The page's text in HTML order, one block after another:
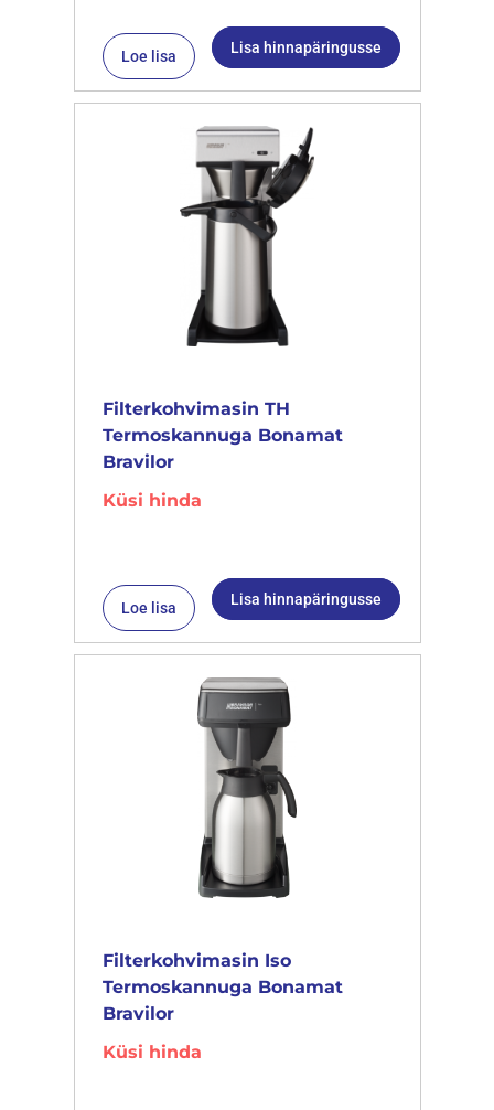
Loe lisa Lisa hinnapäringusse
Filterkohvimasin TH
Termoskannuga Bonamat
Bravilor
Küsi hinda
Loe lisa Lisa hinnapäringusse
Filterkohvimasin Iso
Termoskannuga Bonamat
Bravilor
Küsi hinda